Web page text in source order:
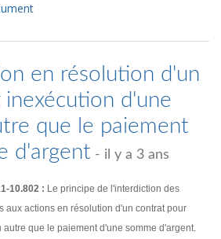
en résolution d'un
d'une
que le paiement
d'argent - il y a 3 ans
10.802 : Le principe de l'interdiction des
aux actions en résolution d'un contrat pour
que le paiement d'une somme d'argent.